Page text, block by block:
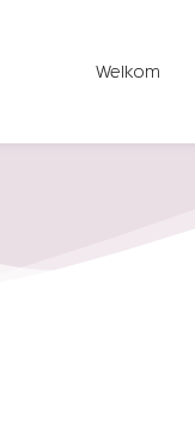
Welkom